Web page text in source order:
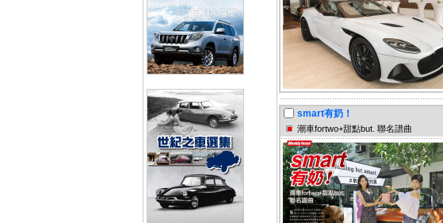
smart有奶！
潮車fortwo+甜點but. 聯名譜曲